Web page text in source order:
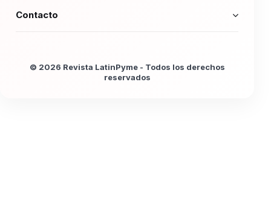
Contacto
© 2026 Revista LatinPyme - Todos los derechos
reservados